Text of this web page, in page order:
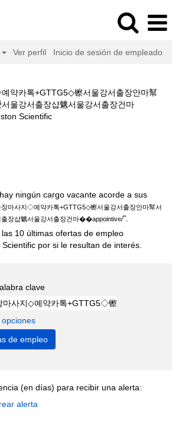
Ver perfil Inicio de sesión de empleado
약카톡+GTTG5◇镲서울강서출장안마幫
울강서출장샵魑서울강서출장건마
Scientific(página
ningún cargo vacante acorde a sus
장마사지◇예약카톡+GTTG5◇镲서울강서출장안마幫서
출장샵魑서울강서출장건마��appointive/".
10 últimas ofertas de empleo
por si le resultan de interés.
clave
(en días) para recibir una alerta:
alerta